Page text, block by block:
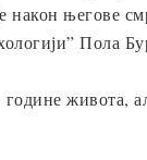
његове
Пола
године